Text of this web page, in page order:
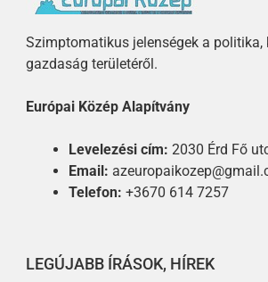
Szimptomatikus jelenségek a politika,
gazdaság területéről.
Európai Közép Alapítvány
Levelezési cím: 2030 Érd Fő
Email:
Telefon: +3670 614 7257
LEGÚJABB ÍRÁSOK, HÍREK